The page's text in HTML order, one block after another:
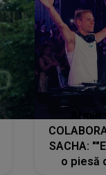
SACHA:
o piesă